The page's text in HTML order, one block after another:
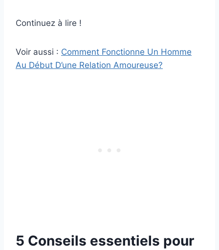
Continuez à lire !
Voir aussi : Comment Fonctionne Un Homme
Au Début D’une Relation Amoureuse?
5 Conseils essentiels pour